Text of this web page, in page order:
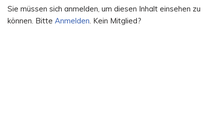
Sie müssen sich anmelden, um diesen Inhalt einsehen zu
können. Bitte Anmelden. Kein Mitglied?